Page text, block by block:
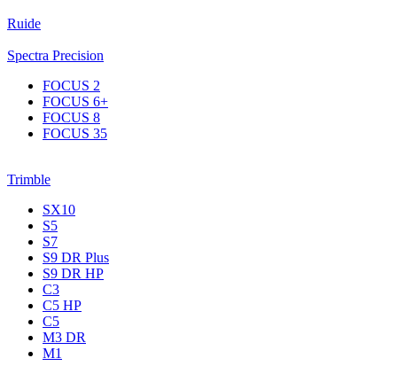
Ruide
Spectra Precision
FOCUS 2
FOCUS 6+
FOCUS 8
FOCUS 35
Trimble
SX10
S5
S7
S9 DR Plus
S9 DR HP
C3
С5 НР
C5
M3 DR
M1